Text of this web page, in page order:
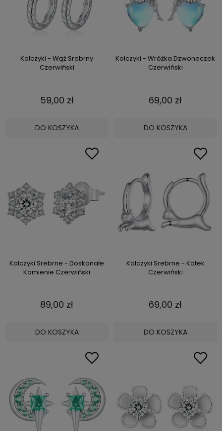
Kolczyki - Wąż Srebrny
Czerwiński
59,00 zł
DO KOSZYKA
Kolczyki - Wróżka Dzwoneczek
Czerwiński
69,00 zł
DO KOSZYKA
Kolczyki Srebrne - Doskonałe
Kamienie Czerwiński
89,00 zł
DO KOSZYKA
Kolczyki Srebrne - Kotek
Czerwiński
69,00 zł
DO KOSZYKA